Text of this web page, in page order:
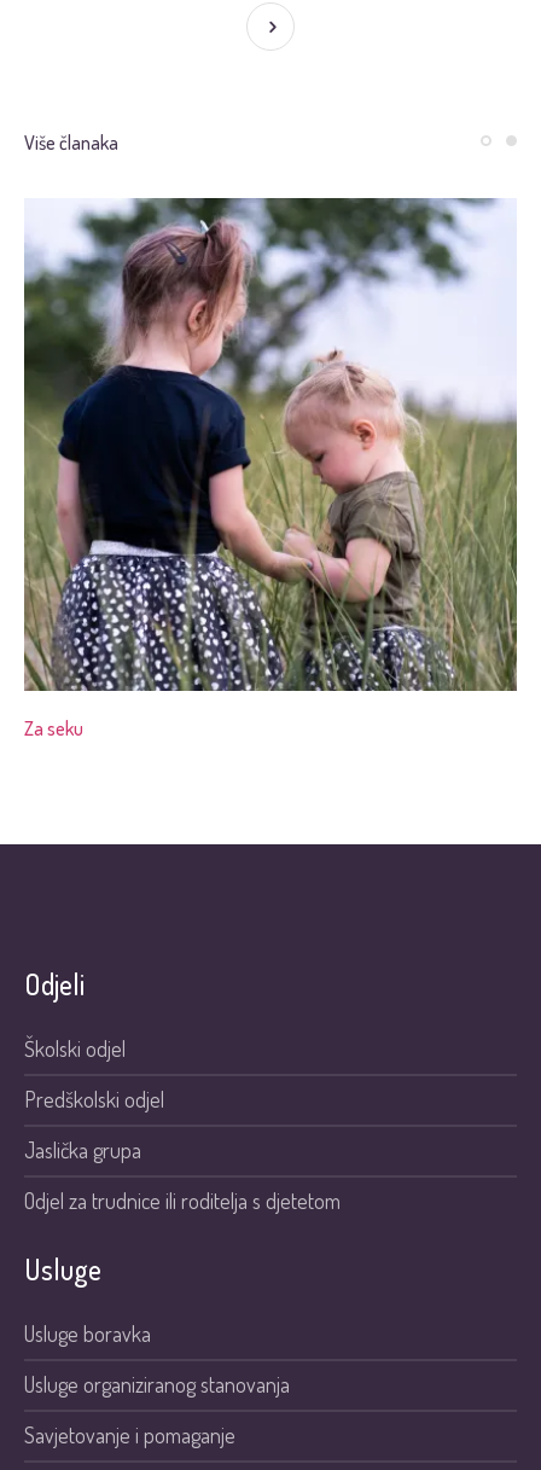
Više članaka
Za seku
Odjeli
Školski odjel
Predškolski odjel
Jaslička grupa
Odjel za trudnice ili roditelja s djetetom
Usluge
Usluge boravka
Usluge organiziranog stanovanja
Savjetovanje i pomaganje